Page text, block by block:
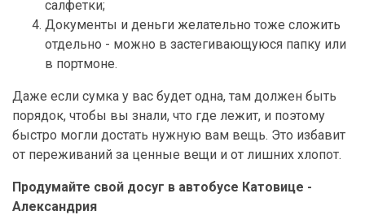
салфетки;
Документы и деньги желательно тоже сложить
отдельно - можно в застегивающуюся папку или
в портмоне.
Даже если сумка у вас будет одна, там должен быть
порядок, чтобы вы знали, что где лежит, и поэтому
быстро могли достать нужную вам вещь. Это избавит
от переживаний за ценные вещи и от лишних хлопот.
Продумайте свой досуг в автобусе Катовице -
Александрия